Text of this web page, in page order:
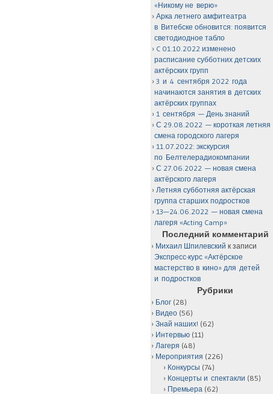
«Никому не верю»
Арка летнего амфитеатра
в Витебске обновится: появится
светодиодное табло
C 01.10.2022 изменено
расписание субботних детских
актёрских групп
3 и 4 сентября 2022 года
начинаются занятия в детских
актёрских группах
1 сентября — День знаний
С 29.08.2022 — короткая летняя
смена городского лагеря
11.07.2022: экскурсия
по Белтелерадиокомпании
С 27.06.2022 — новая смена
актёрского лагеря
Летняя субботняя актёрская
группа старших подростков
13—24.06.2022 — новая смена
лагеря «Acting Camp»
Последний комментарий
Михаил Шпилевский к записи
Экспресс-курс «Актёрское
мастерство в кино» для детей
и подростков
Рубрики
Блог (28)
Видео (56)
Знай наших! (62)
Интервью (11)
Лагеря (48)
Мероприятия (226)
Конкурсы (74)
Концерты и спектакли (85)
Премьера (62)